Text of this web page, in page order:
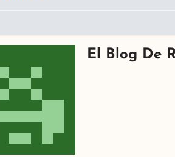
El Blog De